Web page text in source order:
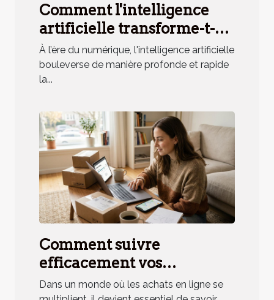
Comment l'intelligence
artificielle transforme-t-
elle l'accès à l'information
?
À l’ère du numérique, l'intelligence artificielle
bouleverse de manière profonde et rapide
la...
Comment suivre
efficacement vos
commandes en ligne ?
Dans un monde où les achats en ligne se